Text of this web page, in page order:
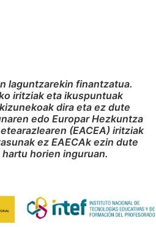
laguntzarekin finantzatua.
iritziak eta ikuspuntuak
dira eta ez dute
edo Europar Hezkuntza
(EACEA) iritziak
ez EAECAk ezin dute
horien inguruan.